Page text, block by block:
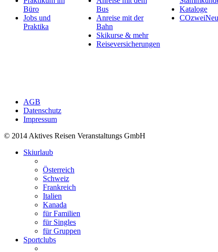
Büro
Jobs und
Praktika
Bus
Anreise mit der
Bahn
Skikurse & mehr
Reiseversicherungen
Kataloge
AGB
Datenschutz
Impressum
© 2014 Aktives Reisen Veranstaltungs GmbH
Skiurlaub
Österreich
Schweiz
Frankreich
Italien
Kanada
für Familien
für Singles
für Gruppen
Sportclubs